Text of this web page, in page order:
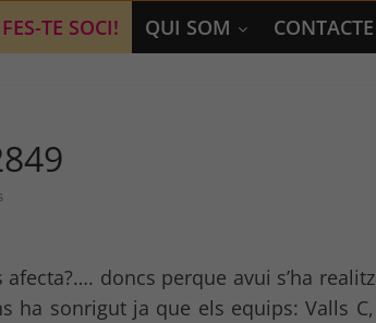
FES-TE SOCI! QUI SOM CONTACTE
doncs perque avui s’ha
sonrigut ja que els equips: Valls